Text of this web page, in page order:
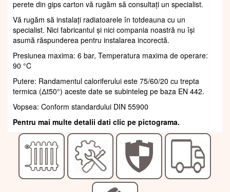
perete din gips carton vă rugăm să consultați un specialist.
Vă rugăm să instalați radiatoarele în totdeauna cu un
specialist. Nici fabricantul și nici compania noastră nu își
asumă răspunderea pentru instalarea incorectă.
Presiunea maxima: 6 bar, Temperatura maxima de operare:
90 °C
Putere: Randamentul caloriferului este 75/60/20 cu trepta
termica (Δt50°) aceste date se subinteleg pe baza EN 442.
Vopsea: Conform standardului DIN 55900
Pentru mai multe detalii dati clic pe pictograma.